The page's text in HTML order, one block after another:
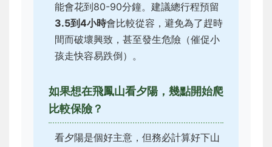
能會花到80-90分鐘。建議總行程預留
3.5到4小時會比較從容，避免為了趕時
間而破壞興致，甚至發生危險（催促小
孩走快容易跌倒）。
如果想在飛鳳山看夕陽，幾點開始爬
比較保險？
看夕陽是個好主意，但務必計算好下山